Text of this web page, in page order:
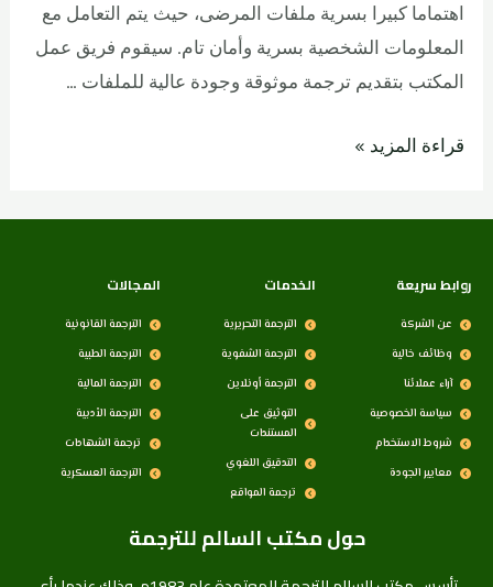
اهتماما كبيرا بسرية ملفات المرضى، حيث يتم التعامل مع
المعلومات الشخصية بسرية وأمان تام. سيقوم فريق عمل
المكتب بتقديم ترجمة موثوقة وجودة عالية للملفات …
قراءة المزيد »
حول مكتب السالم للترجمة
المجالات
الترجمة القانونية
الترجمة الطبية
الترجمة المالية
الترجمة الأدبية
ترجمة الشهادات
الترجمة العسكرية
الخدمات
الترجمة التحريرية
الترجمة الشفوية
الترجمة أونلاين
التوثيق على
المستندات
التدقيق اللغوي
ترجمة المواقع
روابط سريعة
عن الشركة
وظائف خالية
آراء عملائنا
سياسة الخصوصية
شروط الاستخدام
معايير الجودة